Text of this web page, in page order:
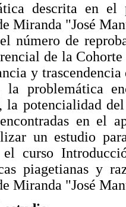
descrita en
Miranda "José
número de
de la
y
la problemática
la potencialidad
en el
un estudio
curso
piagetianas y
Miranda "José